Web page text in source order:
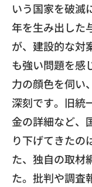
いう国家を破滅
年を生み出した
が、 建設的な対
も強い問題を感
力の顔色を伺い、
深刻です。 旧統
金の詳細など、
り下げてきたの
た、 独自の取材
た。 批判や調査